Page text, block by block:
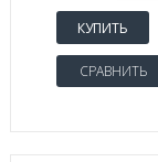
КУПИТЬ
СРАВНИТЬ